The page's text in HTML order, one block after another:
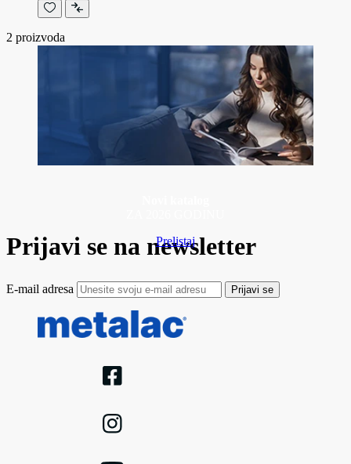
2 proizvoda
Prelistaj
Prijavi se na newsletter
E-mail adresa Prijavi se